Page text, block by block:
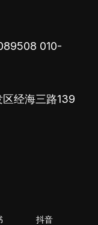
010-
经海三路139
抖音